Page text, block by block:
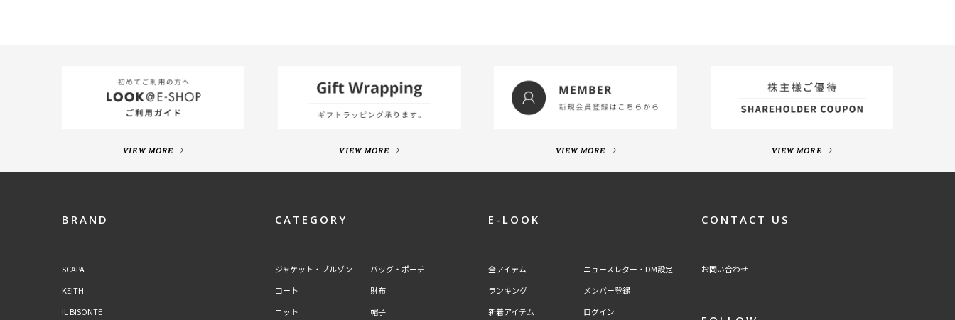
VIEW MORE VIEW MORE VIEW MORE VIEW MORE
BRAND
SCAPA
KEITH
IL BISONTE
CATEGORY
ジャケット・ブルゾン
コート
ニット
バッグ・ポーチ
財布
帽子
E-LOOK
全アイテム
ランキング
新着アイテム
ニュースレター・DM設定
メンバー登録
ログイン
CONTACT US
お問い合わせ